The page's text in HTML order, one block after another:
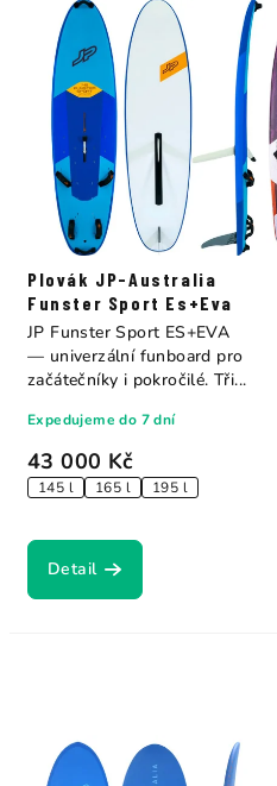
Plovák JP-Australia
Funster Sport Es+Eva
43 000 Kč
145 l 165 l 195 l
Expedujeme do 7 dní
Detail
JP Funster Sport ES+EVA
— univerzální funboard pro
začátečníky i pokročilé. Tři...